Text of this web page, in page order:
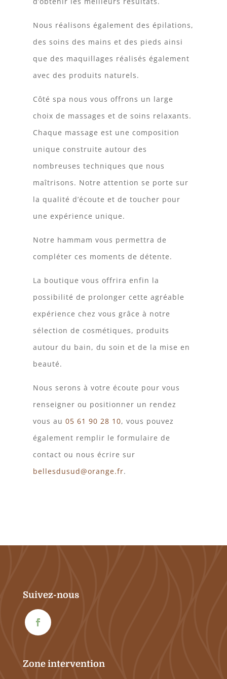
Nous réalisons également des épilations,
des soins des mains et des pieds ainsi
que des maquillages réalisés également
avec des produits naturels.
Côté spa nous vous offrons un large
choix de massages et de soins relaxants.
Chaque massage est une composition
unique construite autour des
nombreuses techniques que nous
maîtrisons. Notre attention se porte sur
la qualité d’écoute et de toucher pour
une expérience unique.
Notre hammam vous permettra de
compléter ces moments de détente.
La boutique vous offrira enfin la
possibilité de prolonger cette agréable
expérience chez vous grâce à notre
sélection de cosmétiques, produits
autour du bain, du soin et de la mise en
beauté.
Nous serons à votre écoute pour vous
renseigner ou positionner un rendez
vous au 05 61 90 28 10, vous pouvez
également remplir le formulaire de
contact ou nous écrire sur
bellesdusud@orange.fr.
Suivez-nous
Zone intervention